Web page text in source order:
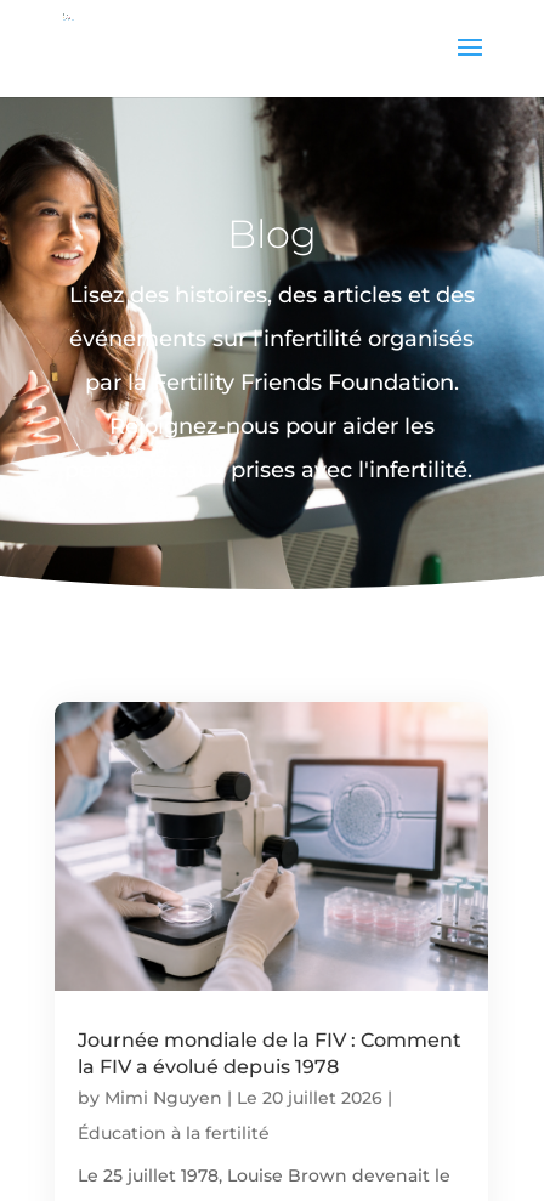
Blog
Lisez des histoires, des articles et des
événements sur l'infertilité organisés
par la Fertility Friends Foundation.
Rejoignez-nous pour aider les
personnes aux prises avec l'infertilité.
Journée mondiale de la FIV : Comment
la FIV a évolué depuis 1978
by Mimi Nguyen | Le 20 juillet 2026|
Éducation à la fertilité
Le 25 juillet 1978, Louise Brown devenait le